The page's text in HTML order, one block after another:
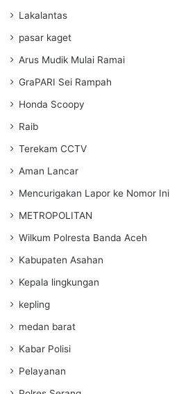
Lakalantas
pasar kaget
Arus Mudik Mulai Ramai
GraPARI Sei Rampah
Honda Scoopy
Raib
Terekam CCTV
Aman Lancar
Mencurigakan Lapor ke Nomor Ini
METROPOLITAN
Wilkum Polresta Banda Aceh
Kabupaten Asahan
Kepala lingkungan
kepling
medan barat
Kabar Polisi
Pelayanan